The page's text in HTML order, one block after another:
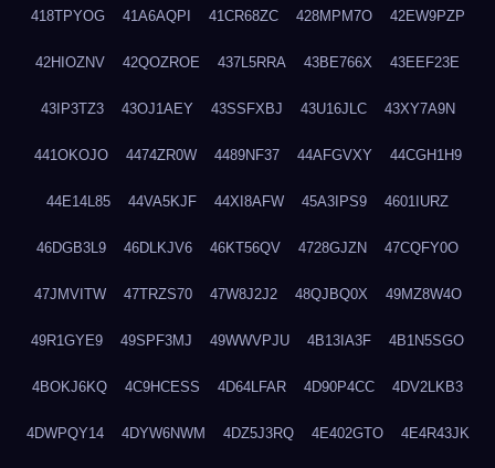
418TPYOG 41A6AQPI 41CR68ZC 428MPM7O 42EW9PZP
42HIOZNV 42QOZROE 437L5RRA 43BE766X 43EEF23E
43IP3TZ3 43OJ1AEY 43SSFXBJ 43U16JLC 43XY7A9N
441OKOJO 4474ZR0W 4489NF37 44AFGVXY 44CGH1H9
44E14L85 44VA5KJF 44XI8AFW 45A3IPS9 4601IURZ
46DGB3L9 46DLKJV6 46KT56QV 4728GJZN 47CQFY0O
47JMVITW 47TRZS70 47W8J2J2 48QJBQ0X 49MZ8W4O
49R1GYE9 49SPF3MJ 49WWVPJU 4B13IA3F 4B1N5SGO
4BOKJ6KQ 4C9HCESS 4D64LFAR 4D90P4CC 4DV2LKB3
4DWPQY14 4DYW6NWM 4DZ5J3RQ 4E402GTO 4E4R43JK